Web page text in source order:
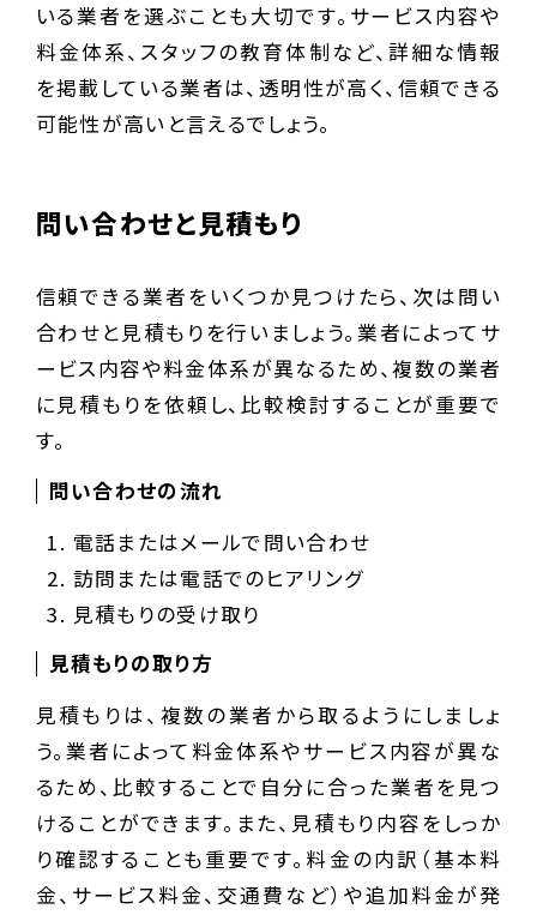
いる業者を選ぶことも大切です。サービス内容や
料金体系、スタッフの教育体制など、詳細な情報
を掲載している業者は、透明性が高く、信頼できる
可能性が高いと言えるでしょう。
問い合わせと見積もり
信頼できる業者をいくつか見つけたら、次は問い
合わせと見積もりを行いましょう。業者によってサ
ービス内容や料金体系が異なるため、複数の業者
に見積もりを依頼し、比較検討することが重要で
す。
問い合わせの流れ
電話またはメールで問い合わせ
訪問または電話でのヒアリング
見積もりの受け取り
見積もりの取り方
見積もりは、複数の業者から取るようにしましょ
う。業者によって料金体系やサービス内容が異な
るため、比較することで自分に合った業者を見つ
けることができます。また、見積もり内容をしっか
り確認することも重要です。料金の内訳（基本料
金、サービス料金、交通費など）や追加料金が発